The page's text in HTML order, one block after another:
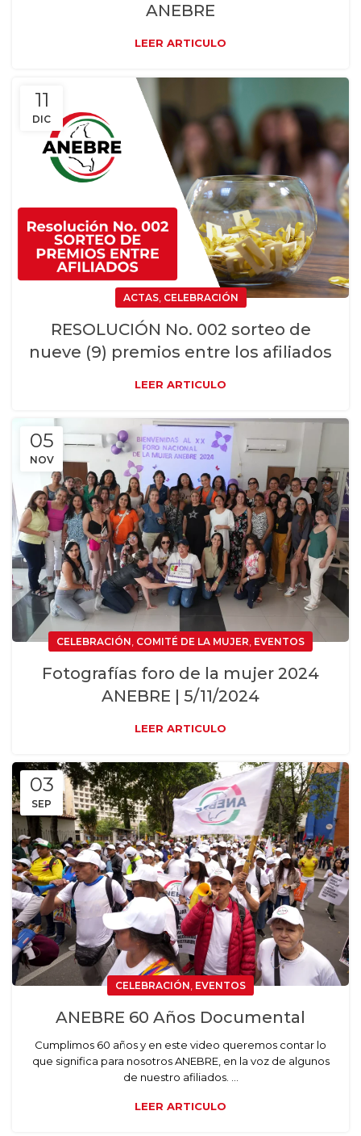
ANEBRE
LEER ARTICULO
11
DIC
ACTAS, CELEBRACIÓN
RESOLUCIÓN No. 002 sorteo de
nueve (9) premios entre los afiliados
LEER ARTICULO
05
NOV
CELEBRACIÓN, COMITÉ DE LA MUJER, EVENTOS
Fotografías foro de la mujer 2024
ANEBRE | 5/11/2024
LEER ARTICULO
03
SEP
CELEBRACIÓN, EVENTOS
ANEBRE 60 Años Documental
Cumplimos 60 años y en este video queremos contar lo
que significa para nosotros ANEBRE, en la voz de algunos
de nuestro afiliados. ...
LEER ARTICULO